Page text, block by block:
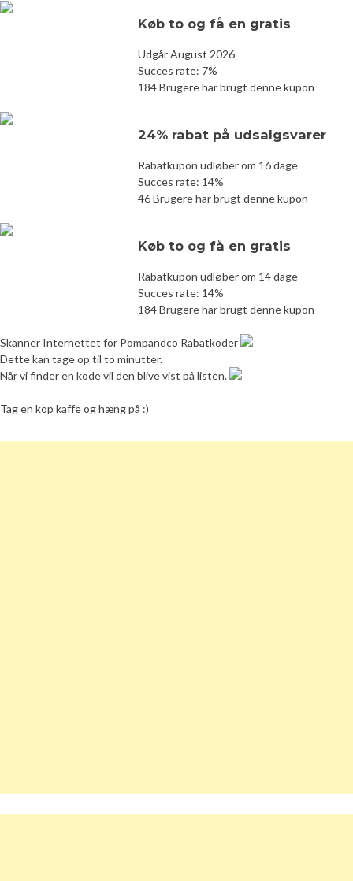
Køb to og få en gratis
Udgår August 2026
Succes rate: 7%
184 Brugere har brugt denne kupon
24% rabat på udsalgsvarer
Rabatkupon udløber om 16 dage
Succes rate: 14%
46 Brugere har brugt denne kupon
Køb to og få en gratis
Rabatkupon udløber om 14 dage
Succes rate: 14%
184 Brugere har brugt denne kupon
Skanner Internettet for Pompandco Rabatkoder
Dette kan tage op til to minutter.
Når vi finder en kode vil den blive vist på listen.
Tag en kop kaffe og hæng på :)